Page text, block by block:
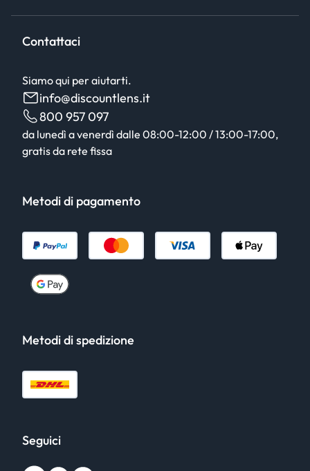
Contattaci
Siamo qui per aiutarti.
info@discountlens.it
800 957 097
da lunedì a venerdì dalle 08:00-12:00 / 13:00-17:00,
gratis da rete fissa
Metodi di pagamento
Metodi di spedizione
Seguici